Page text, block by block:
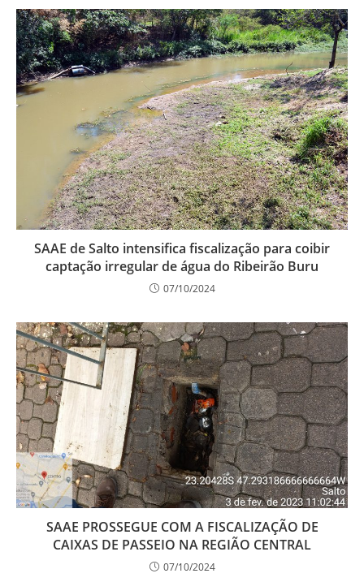
SAAE de Salto intensifica fiscalização para coibir
captação irregular de água do Ribeirão Buru
07/10/2024
SAAE PROSSEGUE COM A FISCALIZAÇÃO DE
CAIXAS DE PASSEIO NA REGIÃO CENTRAL
07/10/2024